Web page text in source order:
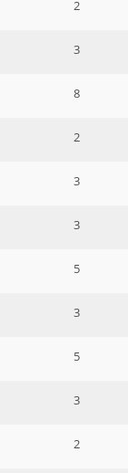
2
3
8
2
3
3
5
3
5
3
2